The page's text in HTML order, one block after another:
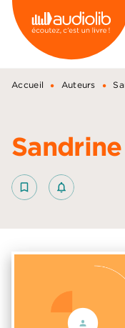
MENU
PIED DE PAGE
Accueil • Auteurs •
bookmark_border